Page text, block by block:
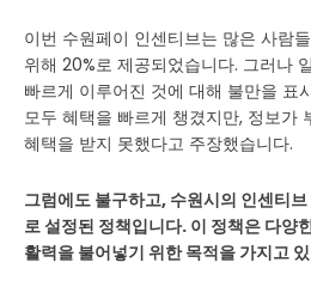
이번 수원페이 인센티브는 많은 사람
위해 20%로 제공되었습니다. 그러나
빠르게 이루어진 것에 대해 불만을 표
모두 혜택을 빠르게 챙겼지만, 정보가
혜택을 받지 못했다고 주장했습니다.
그럼에도 불구하고, 수원시의 인센티
로 설정된 정책입니다. 이 정책은 다양
활력을 불어넣기 위한 목적을 가지고